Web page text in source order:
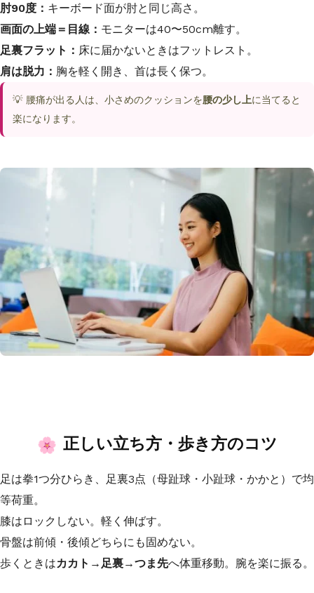
肘90度： キーボード面が肘と同じ高さ。
画面の上端＝目線： モニターは40〜50cm離す。
足裏フラット： 床に届かないときはフットレスト。
肩は脱力： 胸を軽く開き、首は長く保つ。
💡 腰痛が出る人は、小さめのクッションを腰の少し上に当てると
楽になります。
正しい立ち方・歩き方のコツ
足は拳1つ分ひらき、足裏3点（母趾球・小趾球・かかと）で均
等荷重。
膝はロックしない。軽く伸ばす。
骨盤は前傾・後傾どちらにも固めない。
歩くときはカカト→足裏→つま先へ体重移動。腕を楽に振る。